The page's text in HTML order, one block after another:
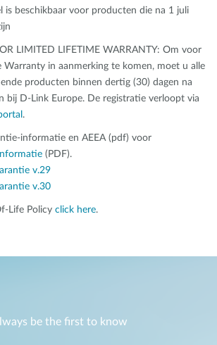
is beschikbaar voor producten die na 1 juli
LIMITED LIFETIME WARRANTY: Om voor
Warranty in aanmerking te komen, moet u alle
producten binnen dertig (30) dagen na
bij D-Link Europe. De registratie verloopt via
.
informatie en AEEA (pdf) voor
(PDF).
v.29
v.30
Life Policy click here.
be the first to know